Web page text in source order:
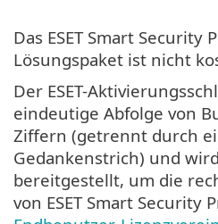
Das ESET Smart Security
Lösungspaket ist nicht
Der ESET-
eindeutige Abfolge von
Ziffern (getrennt durch
Gedankenstrich) und wird
bereitgestellt, um die
von ESET Smart Security